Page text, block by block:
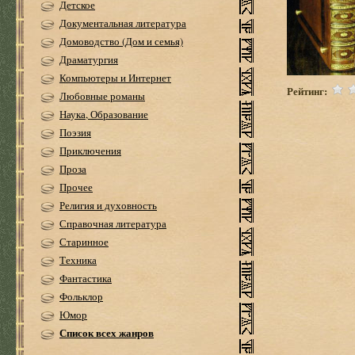
Детское
Документальная литература
Домоводство (Дом и семья)
Драматургия
Компьютеры и Интернет
Любовные романы
Наука, Образование
Поэзия
Приключения
Проза
Прочее
Религия и духовность
Справочная литература
Старинное
Техника
Фантастика
Фольклор
Юмор
Список всех жанров
Рейтинг: